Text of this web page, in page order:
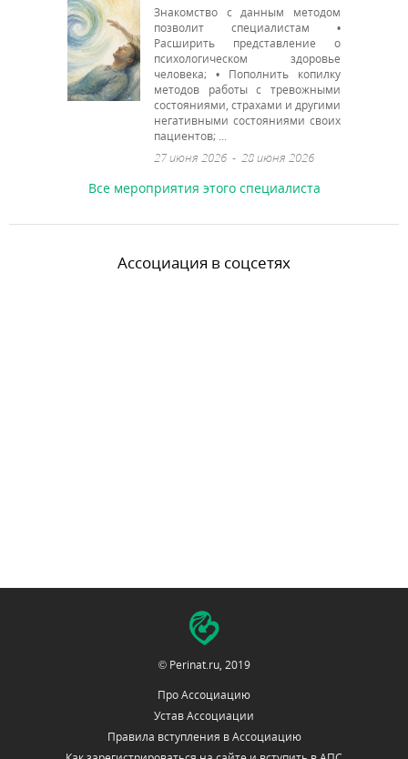
Знакомство с данным методом
позволит специалистам •
Расширить представление о
психологическом здоровье
человека; • Пополнить копилку
методов работы с тревожными
состояниями, страхами и другими
негативными состояниями своих
пациентов; ...
27 июня 2026 - 28 июня 2026
Все мероприятия этого специалиста
Ассоциация в соцсетях
© Perinat.ru, 2019
Про Ассоциацию
Устав Ассоциации
Правила вступления в Ассоциацию